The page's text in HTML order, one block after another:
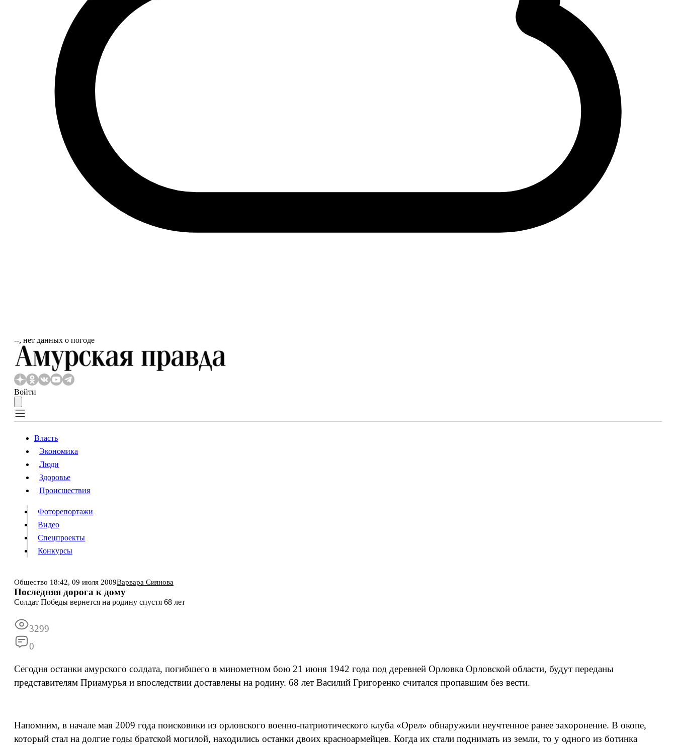
‐‐, нет данных о погоде
Войти
Власть
Происшествия
Видео
Конкурсы
Власть
Экономика
Люди
Здоровье
Происшествия
Фоторепортажи
Видео
Спецпроекты
Конкурсы
Общество 18:42, 09 июля 2009Варвара Сиянова
Последняя дорога к дому
Солдат Победы вернется на родину спустя 68 лет
3299
0
Сегодня останки амурского солдата, погибшего в минометном бою 21 июня 1942 года под деревней Орловка Орловской области, будут переданы
представителям Приамурья и впоследствии доставлены на родину. 68 лет Василий Григоренко считался пропавшим без вести.
Напомним, в начале мая 2009 года поисковики из орловского военно-патриотического клуба «Орел» обнаружили неучтенное ранее захоронение. В окопе,
который стал на долгие годы братской могилой, находились останки двоих красноармейцев. Когда их стали поднимать из земли, то у одного из ботинка